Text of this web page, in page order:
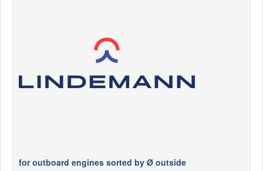
for outboard engines sorted by Ø outside